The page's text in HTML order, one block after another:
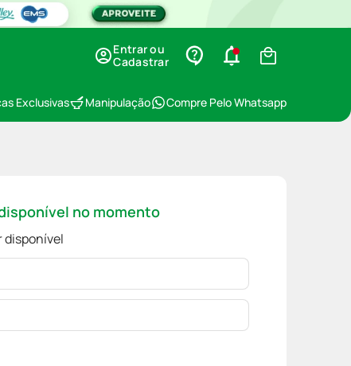
Entrar ou
Cadastrar
Exclusivas Manipulação Compre Pelo Whatsapp
no momento
disponível